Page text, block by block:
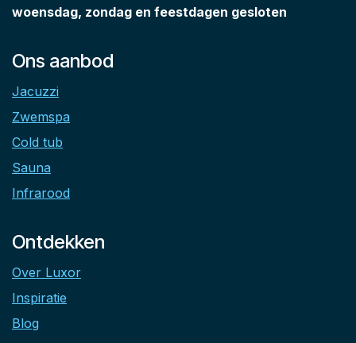
woensdag, zondag en feestdagen gesloten
Ons aanbod
Jacuzzi
Zwemspa
Cold tub
Sauna
Infrarood
Ontdekken
Over Luxor
Inspiratie
Blog